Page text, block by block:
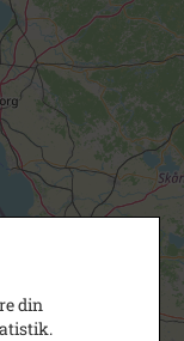
din